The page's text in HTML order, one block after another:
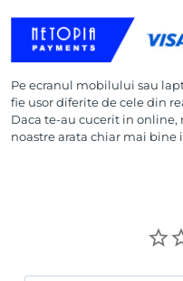
Pe ecranul mobilului sau
fie usor diferite de cele din
Daca te-au cucerit in
noastre arata chiar mai bine